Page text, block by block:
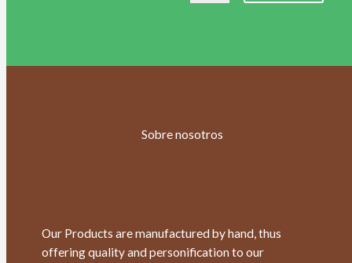
Sobre nosotros
Our Products are manufactured by hand, thus
offering quality and personification to our